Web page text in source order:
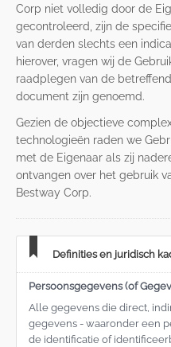
Corp niet volledig door de
gecontroleerd, zijn de
van derden slechts een
hierover, vragen wij de
raadplegen van de
document zijn genoemd.
Gezien de objectieve
technologieën raden we
met de Eigenaar als zij
ontvangen over het gebruik
Bestway Corp.
Definities en juridisch
Persoonsgegevens (of
Alle gegevens die direct,
gegevens - waaronder een
de identificatie of